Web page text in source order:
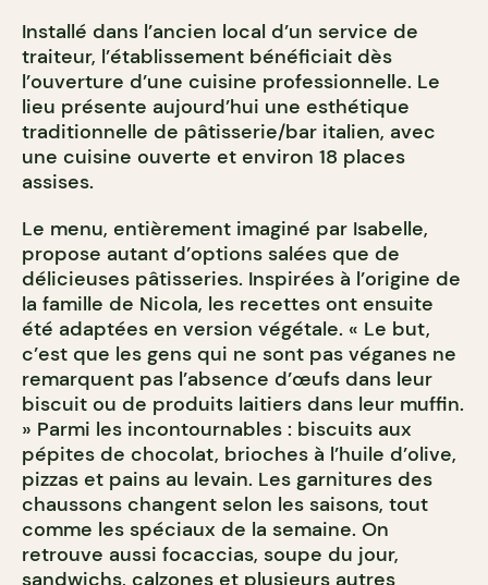
Installé dans l’ancien local d’un service de
traiteur, l’établissement bénéficiait dès
l’ouverture d’une cuisine professionnelle. Le
lieu présente aujourd’hui une esthétique
traditionnelle de pâtisserie/bar italien, avec
une cuisine ouverte et environ 18 places
assises.
Le menu, entièrement imaginé par Isabelle,
propose autant d’options salées que de
délicieuses pâtisseries. Inspirées à l’origine de
la famille de Nicola, les recettes ont ensuite
été adaptées en version végétale. « Le but,
c’est que les gens qui ne sont pas véganes ne
remarquent pas l’absence d’œufs dans leur
biscuit ou de produits laitiers dans leur muffin.
» Parmi les incontournables : biscuits aux
pépites de chocolat, brioches à l’huile d’olive,
pizzas et pains au levain. Les garnitures des
chaussons changent selon les saisons, tout
comme les spéciaux de la semaine. On
retrouve aussi focaccias, soupe du jour,
sandwichs, calzones et plusieurs autres